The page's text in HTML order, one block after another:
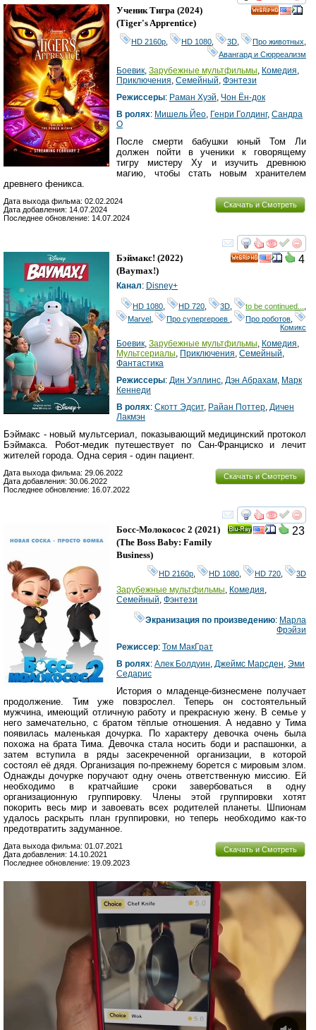
смотреть
Ученик Тигра (2024)
(Tiger's Apprentice)
HD 2160р HD 1080 3D Про животных
Авангард и Сюрреализм
Боевик, Зарубежные мультфильмы, Комедия,
Приключения, Семейный, Фэнтези
Режиссеры: Раман Хуэй, Чон Ён-док
В ролях: Мишель Йео, Генри Голдинг, Сандра
О
После смерти бабушки юный Том Ли
должен пойти в ученики к говорящему
тигру мистеру Ху и изучить древнюю
магию, чтобы стать новым хранителем
древнего феникса.
Скачать и Смотреть
Дата выхода фильма: 02.02.2024
Дата добавления: 14.07.2024
Последнее обновление: 14.07.2024
смотреть
4
Бэймакс! (2022)
(Baymax!)
Канал: Disney+
HD 1080 HD 720 3D to be continued...
Marvel
Про супергероев Про роботов
Комикс
Боевик, Зарубежные мультфильмы, Комедия,
Мультсериалы, Приключения, Семейный,
Фантастика
Режиссеры: Дин Уэллинс, Дэн Абрахам, Марк
Кеннеди
В ролях: Скотт Эдсит, Райан Поттер, Дичен
Лакмэн
Бэймакс - новый мультсериал, показывающий медицинский протокол
Бэймакса. Робот-медик путешествует по Сан-Франциско и лечит
жителей города. Одна серия - один пациент.
Скачать и Смотреть
Дата выхода фильма: 29.06.2022
Дата добавления: 30.06.2022
Последнее обновление: 16.07.2022
смотреть
23
Босс-Молокосос 2 (2021)
(The Boss Baby: Family
Business)
HD 2160р HD 1080 HD 720 3D
Зарубежные мультфильмы, Комедия,
Семейный, Фэнтези
Экранизация по произведению: Марла
Фрэйзи
Режиссер: Том МакГрат
В ролях: Алек Болдуин, Джеймс Марсден, Эми
Седарис
История о младенце-бизнесмене получает
продолжение. Тим уже повзрослел. Теперь он состоятельный
мужчина, имеющий отличную работу и прекрасную жену. В семье у
него замечательно, с братом тёплые отношения. А недавно у Тима
появилась маленькая дочурка. По характеру девочка очень была
похожа на брата Тима. Девочка стала носить боди и распашонки, а
затем вступила в ряды засекреченной организации, в которой
состоял её дядя. Организация по-прежнему борется с мировым злом.
Однажды дочурке поручают одну очень ответственную миссию. Ей
необходимо в кратчайшие сроки завербоваться в одну
организационную группировку. Члены этой группировки хотят
покорить весь мир и завоевать всех родителей планеты. Шпионам
удалось раскрыть план группировки, но теперь необходимо как-то
предотвратить задуманное.
Скачать и Смотреть
Дата выхода фильма: 01.07.2021
Дата добавления: 14.10.2021
Последнее обновление: 19.09.2023